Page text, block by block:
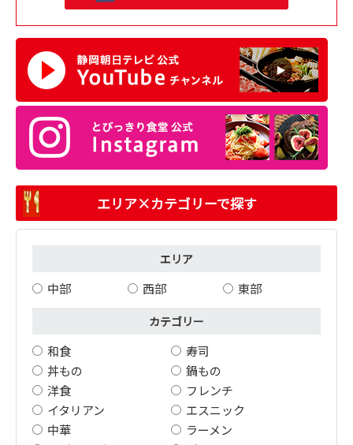
エリア×カテゴリーで探す
エリア
中部 西部 東部
カテゴリー
和食
寿司
丼もの
鍋もの
洋食
フレンチ
イタリアン
エスニック
中華
ラーメン